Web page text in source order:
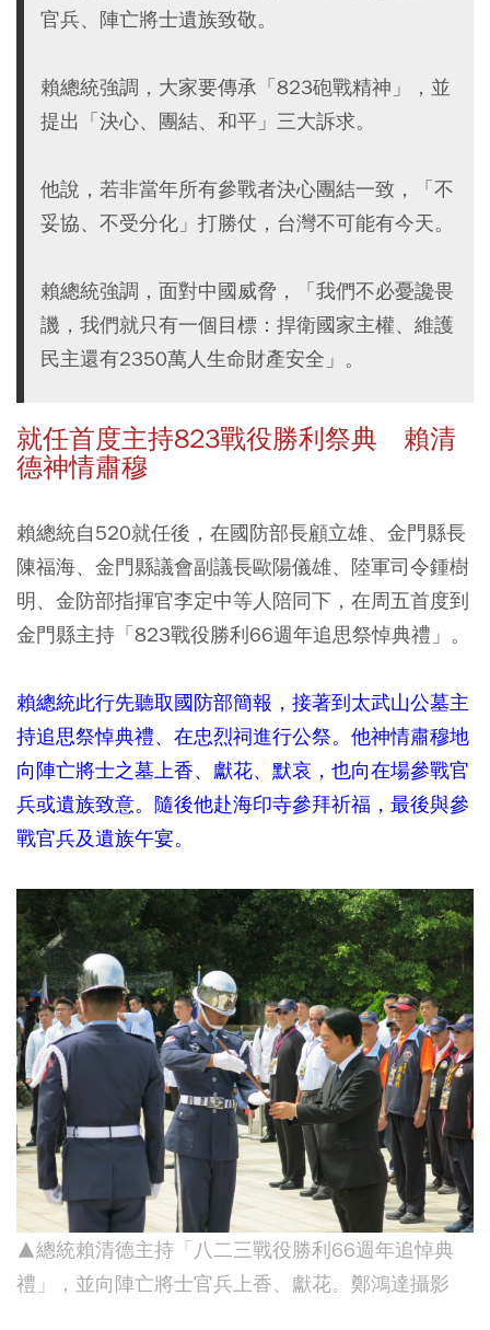
官兵、陣亡將士遺族致敬。
賴總統強調，大家要傳承「823砲戰精神」，並
提出「決心、團結、和平」三大訴求。
他說，若非當年所有參戰者決心團結一致，「不
妥協、不受分化」打勝仗，台灣不可能有今天。
賴總統強調，面對中國威脅，「我們不必憂讒畏
譏，我們就只有一個目標：捍衛國家主權、維護
民主還有2350萬人生命財產安全」。
就任首度主持823戰役勝利祭典 賴清
德神情肅穆
賴總統自520就任後，在國防部長顧立雄、金門縣長
陳福海、金門縣議會副議長歐陽儀雄、陸軍司令鍾樹
明、金防部指揮官李定中等人陪同下，在周五首度到
金門縣主持「823戰役勝利66週年追思祭悼典禮」。
賴總統此行先聽取國防部簡報，接著到太武山公墓主
持追思祭悼典禮、在忠烈祠進行公祭。他神情肅穆地
向陣亡將士之墓上香、獻花、默哀，也向在場參戰官
兵或遺族致意。隨後他赴海印寺參拜祈福，最後與參
戰官兵及遺族午宴。
▲總統賴清德主持「八二三戰役勝利66週年追悼典
禮」，並向陣亡將士官兵上香、獻花。鄭鴻達攝影